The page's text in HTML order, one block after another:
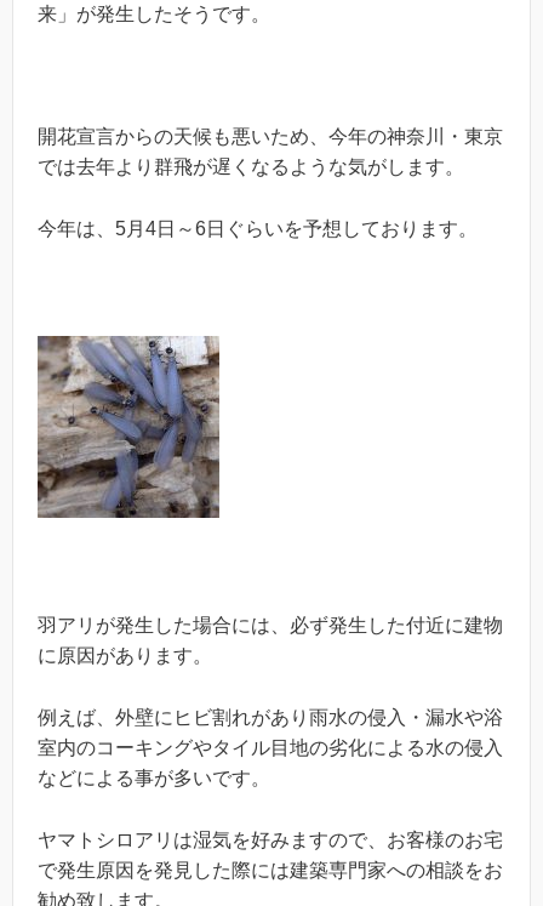
来」が発生したそうです。
開花宣言からの天候も悪いため、今年の神奈川・東京
では去年より群飛が遅くなるような気がします。
今年は、5月4日～6日ぐらいを予想しております。
羽アリが発生した場合には、必ず発生した付近に建物
に原因があります。
例えば、外壁にヒビ割れがあり雨水の侵入・漏水や浴
室内のコーキングやタイル目地の劣化による水の侵入
などによる事が多いです。
ヤマトシロアリは湿気を好みますので、お客様のお宅
で発生原因を発見した際には建築専門家への相談をお
勧め致します。